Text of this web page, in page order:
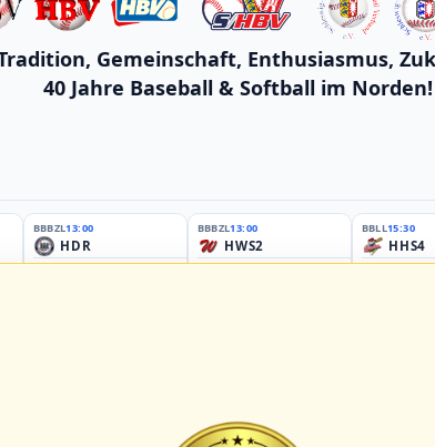
Gemeinschaft, Enthusiasmus,
40 Jahre Baseball & Softball im Norden!
BBBZL13:00
HDR
BBBZL13:00
HWS2
BBLL15:30
HHS4